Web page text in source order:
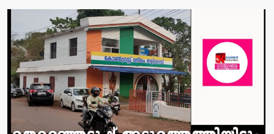
p
p
o
o
k